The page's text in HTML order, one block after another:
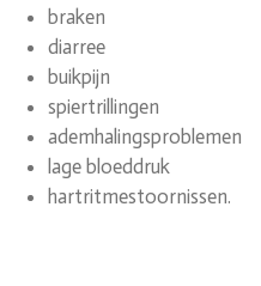
braken
diarree
buikpijn
spiertrillingen
ademhalingsproblemen
lage bloeddruk
hartritmestoornissen.